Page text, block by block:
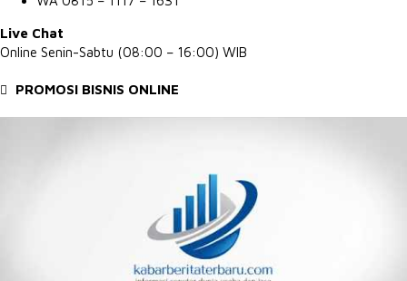
Live Chat
Online Senin-Sabtu (08:00 – 16:00) WIB
PROMOSI BISNIS ONLINE